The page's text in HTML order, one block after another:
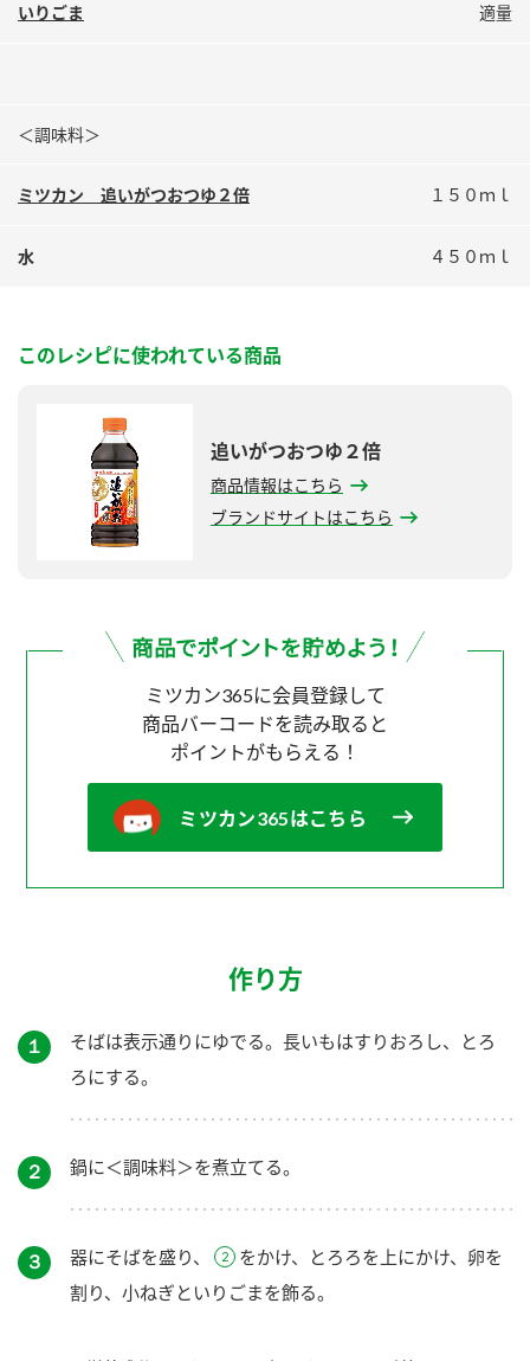
検索
いりごま 適量
＜調味料＞
ミツカン 追いがつおつゆ２倍 １５０ｍｌ
水 ４５０ｍｌ
このレシピに使われている商品
追いがつおつゆ２倍
商品情報はこちら
ブランドサイトはこちら
ミツカン365に会員登録して
商品バーコードを読み取ると
ポイントがもらえる！
ミツカン365はこちら
作り方
１
そばは表示通りにゆでる。長いもはすりおろし、とろ
ろにする。
２ 鍋に＜調味料＞を煮立てる。
３ 器にそばを盛り、
をかけ、とろろを上にかけ、卵を
割り、小ねぎといりごまを飾る。